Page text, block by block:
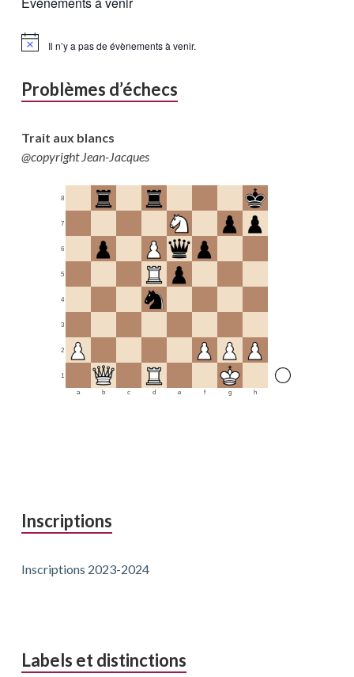
Il n’y a pas de évènements à venir.
Problèmes d’échecs
Trait aux blancs
@copyright Jean-Jacques
1
2
3
4
5
6
7
8
a b c d e f g h
Inscriptions
Inscriptions 2023-2024
Labels et distinctions